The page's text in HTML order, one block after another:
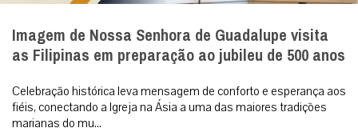
Imagem de Nossa Senhora de Guadalupe visita
as Filipinas em preparação ao jubileu de 500 anos
Celebração histórica leva mensagem de conforto e esperança aos
fiéis, conectando a Igreja na Ásia a uma das maiores tradições
marianas do mu...